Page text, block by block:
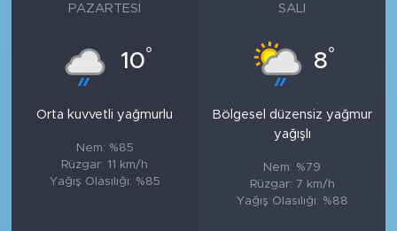
PAZARTESI
10°
Orta kuvvetli yağmurlu
Nem: %85
Rüzgar: 11 km/h
Yağış Olasılığı: %85
SALI
8°
Bölgesel düzensiz yağmur
yağışlı
Nem: %79
Rüzgar: 7 km/h
Yağış Olasılığı: %88